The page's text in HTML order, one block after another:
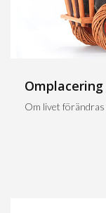
Omplacering
Om livet